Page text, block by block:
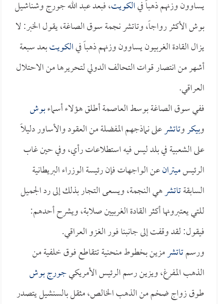
يساوون وزنهم ذهباً فيالكويت، فبعد عبد الله جورج وشناشيل
بوش الأكثر رواجاً، وتاتشر نجمة سوق الصاغة، يقول الخبر: لا
يزال القادة الغربيون يساوون وزنهم ذهباً فيالكويتبعد سبعة
أشهر من انتصار قوات التحالف الدولي لتحريرها من الاحتلال
العراقي.
ففي سوق الصاغة بوسط العاصمة أطلق هؤلاء أسماءبوش
وبيكروتاتشرعلى نماذجهم المفضلة من العقود والأساور دليلاً
على الشعبية في بلد ليس فيه استطلاعات رأي، وفي حين غاب
الرئيسميترانعن الواجهات فإن رئيسة الوزراء البريطانية
السابقةتاتشرهي النجمة، ويسعى التجار بذلك إلى رد الجميل
للتي يعتبرونها أكثر القادة الغربيين صلابة، ويشرح أحدهم:
فيقول: لقد وقفت إلى جانبنا فور الغزو العراقي.
ورسمتاتشرمزين بخطوط منحنية تتقاطع فوق خلفية من
الذهب المفرغ، ويزين رسم الرئيس الأمريكيجورج بوش
طوق زواج ضخم من الذهب الخالص، مثقل بالسنشيل يتصدر